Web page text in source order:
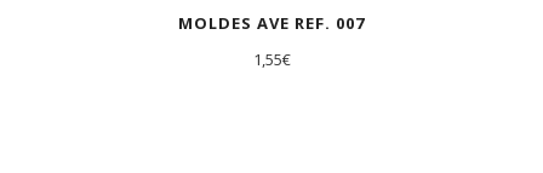
MOLDES AVE REF. 007
1,55€